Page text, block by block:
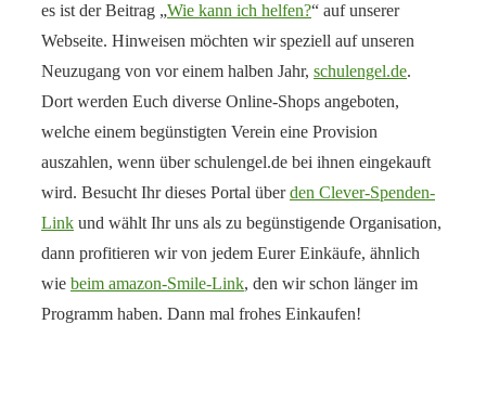
es ist der Beitrag „Wie kann ich helfen?“ auf unserer
Webseite. Hinweisen möchten wir speziell auf unseren
Neuzugang von vor einem halben Jahr, schulengel.de.
Dort werden Euch diverse Online-Shops angeboten,
welche einem begünstigten Verein eine Provision
auszahlen, wenn über schulengel.de bei ihnen eingekauft
wird. Besucht Ihr dieses Portal überden Clever-Spenden-
Link und wählt Ihr uns als zu begünstigende Organisation,
dann profitieren wir von jedem Eurer Einkäufe, ähnlich
wie beim amazon-Smile-Link, den wir schon länger im
Programm haben. Dann mal frohes Einkaufen!